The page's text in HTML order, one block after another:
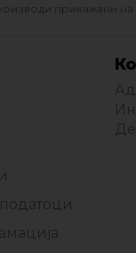
прикажани на